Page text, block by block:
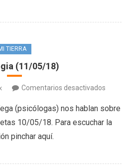
TIERRA
(11/05/18)
Comentarios desactivados
(11/
(psicólogas) nos hablan sobre
10/05/18. Para escuchar la
pinchar aquí.